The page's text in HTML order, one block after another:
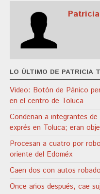
LO ÚLTIMO DE PATRICIA
Video: Botón de Pánico
en el centro de Toluca
Condenan a integrantes
exprés en Toluca; eran
Procesan a cuatro por
oriente del Edoméx
Caen dos con autos
Once años después, cae